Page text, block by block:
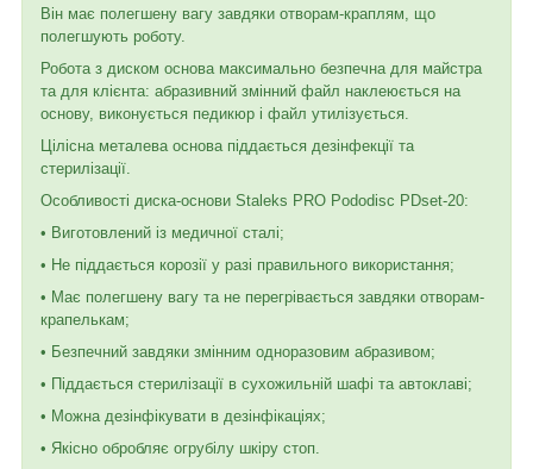
Він має полегшену вагу завдяки отворам-краплям, що
полегшують роботу.
Робота з диском основа максимально безпечна для майстра
та для клієнта: абразивний змінний файл наклеюється на
основу, виконується педикюр і файл утилізується.
Цілісна металева основа піддається дезінфекції та
стерилізації.
Особливості диска-основи Staleks PRO Pododisc PDset-20:
• Виготовлений із медичної сталі;
• Не піддається корозії у разі правильного використання;
• Має полегшену вагу та не перегрівається завдяки отворам-
крапелькам;
• Безпечний завдяки змінним одноразовим абразивом;
• Піддається стерилізації в сухожильній шафі та автоклаві;
• Можна дезінфікувати в дезінфікаціях;
• Якісно обробляє огрубілу шкіру стоп.